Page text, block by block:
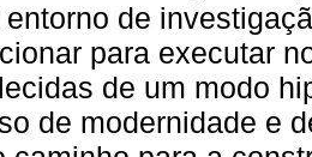
entorno de
para executar
de um modo
de modernidade e